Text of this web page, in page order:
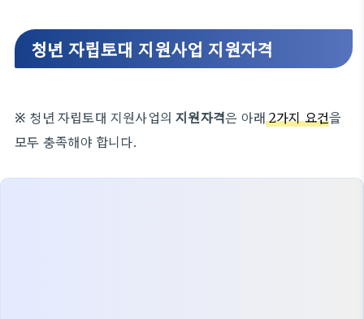
청년 자립토대 지원사업 지원자격
※ 청년 자립토대 지원사업의지원자격은 아래2가지 요건을
모두 충족해야 합니다.